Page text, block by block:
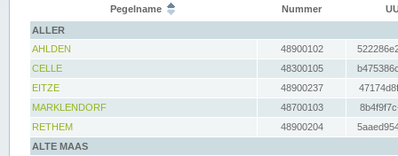
Pegelname Nummer
ALLER
AHLDEN
48900102
CELLE
48300105
EITZE
48900237
MARKLENDORF
48700103
RETHEM
48900204
ALTE MAAS